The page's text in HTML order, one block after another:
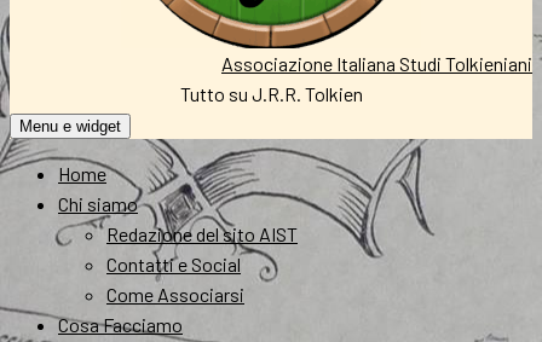
Associazione Italiana Studi Tolkieniani
Tutto su J.R.R. Tolkien
Menu e widget
Home
Chi siamo
Redazione del sito AIST
Contatti e Social
Come Associarsi
Cosa Facciamo